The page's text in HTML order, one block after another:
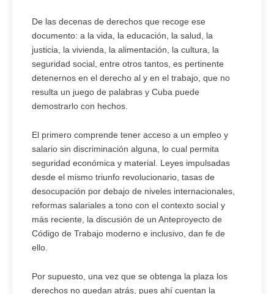
De las decenas de derechos que recoge ese
documento: a la vida, la educación, la salud, la
justicia, la vivienda, la alimenta­ción, la cultura, la
seguridad social, entre otros tantos, es pertinente
detenernos en el derecho al y en el trabajo, que no
re­sulta un juego de palabras y Cuba puede
demostrarlo con hechos.
El primero comprende tener acceso a un empleo y
salario sin discriminación alguna, lo cual permita
seguridad eco­nómica y material. Leyes impulsadas
desde el mismo triunfo revolucionario, tasas de
desocupación por debajo de niveles internacionales,
reformas sa­lariales a tono con el contexto social y
más reciente, la discusión de un Ante­proyecto de
Código de Trabajo moder­no e inclusivo, dan fe de
ello.
Por supuesto, una vez que se obtenga la plaza los
derechos no quedan atrás, pues ahí cuentan la